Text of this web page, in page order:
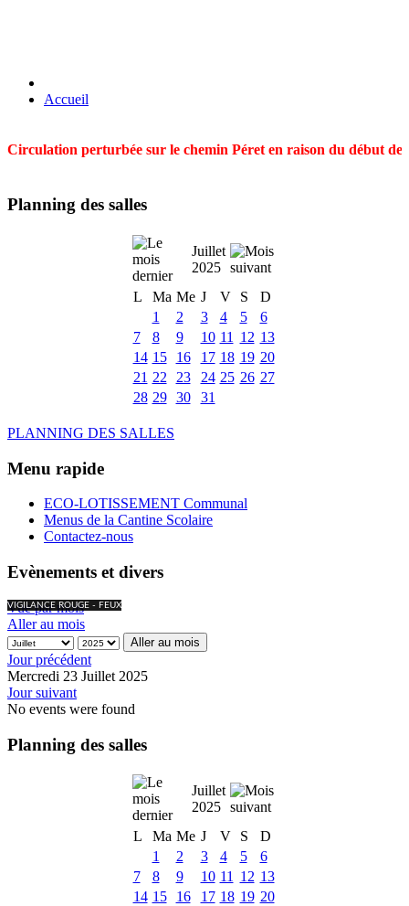
Accueil
Circulation perturbée sur le chemin Péret en raison du début
Planning des salles
Juillet
2025
L
Ma Me J V S
D
1
2 3 4 5
6
7
8 9 10 11 12 13
14 15 16 17 18 19 20
21 22 23 24 25 26 27
28 29 30 31
PLANNING DES SALLES
Menu rapide
ECO-LOTISSEMENT Communal
Menus de la Cantine Scolaire
Contactez-nous
Evènements et divers
VIGILANCE ROUGE - FEUX
Vue par mois
Aller au mois
Aller au mois
Jour précédent
Mercredi 23 Juillet 2025
Jour suivant
No events were found
Planning des salles
Juillet
2025
L
Ma Me J V S
D
1
2 3 4 5
6
7
8 9 10 11 12 13
14 15 16 17 18 19 20